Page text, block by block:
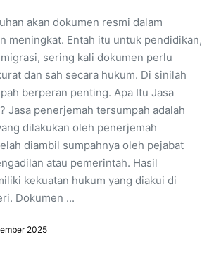
akan dokumen resmi dalam
meningkat. Entah itu untuk pendidikan,
sering kali dokumen perlu
dan sah secara hukum. Di sinilah
berperan penting. Apa Itu Jasa
Jasa penerjemah tersumpah adalah
dilakukan oleh penerjemah
diambil sumpahnya oleh pejabat
atau pemerintah. Hasil
kekuatan hukum yang diakui di
Dokumen ...
2025